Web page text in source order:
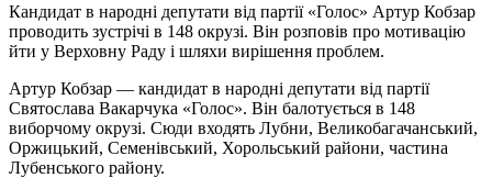
Кандидат в народні депутати від партії «Голос» Артур Кобзар
проводить зустрічі в 148 окрузі. Він розповів про мотивацію
йти у Верховну Раду і шляхи вирішення проблем.
Артур Кобзар — кандидат в народні депутати від партії
Святослава Вакарчука «Голос». Він балотується в 148
виборчому окрузі. Сюди входять Лубни, Великобагачанський,
Оржицький, Семенівський, Хорольський райони, частина
Лубенського району.